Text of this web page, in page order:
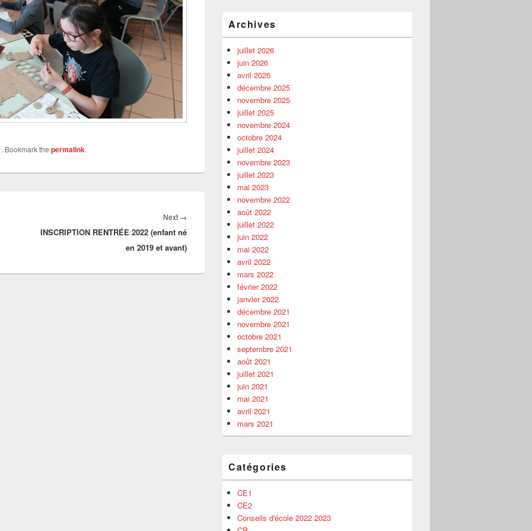
. Bookmark the permalink.
Next →
post:
INSCRIPTION RENTRÉE 2022 (enfant né
en 2019 et avant)
Archives
juillet 2026
juin 2026
avril 2026
décembre 2025
novembre 2025
juillet 2025
novembre 2024
octobre 2024
juillet 2024
novembre 2023
juillet 2023
mai 2023
novembre 2022
août 2022
juillet 2022
juin 2022
mai 2022
avril 2022
mars 2022
février 2022
janvier 2022
décembre 2021
novembre 2021
octobre 2021
septembre 2021
août 2021
juillet 2021
juin 2021
mai 2021
avril 2021
mars 2021
Catégories
CE1
CE2
Conseils d'école 2022 2023